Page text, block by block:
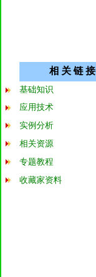
相 关 链 接
基础知识
应用技术
实例分析
相关资源
专题教程
收藏家资料